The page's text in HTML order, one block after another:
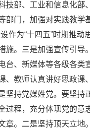
技部、工业和信息化部
部门，加强对实践教学
设作为“十四五”时期推
施。三是加强宣传引导
台、新媒体等各级各类
、教师认真讲好思政课
坚持党媒姓党。要坚持
过程，充分体现党的意
章。二是坚持顶天立地